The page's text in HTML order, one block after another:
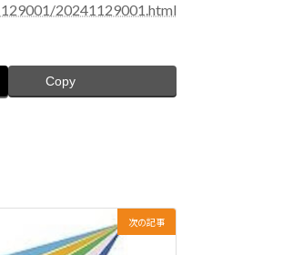
20241129001.html
Copy
次の記事